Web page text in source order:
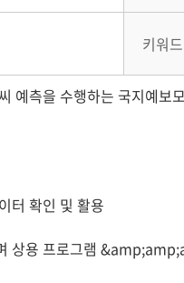
키워드
예측을 수행하는 국지예
터 확인 및 활용
상용 프로그램